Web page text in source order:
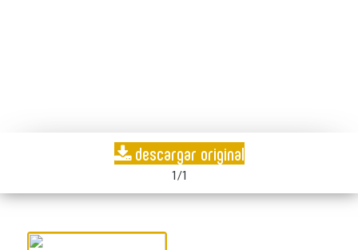
descargar original
1/1